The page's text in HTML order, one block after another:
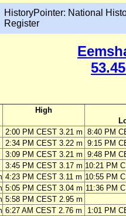
HistoryPointer: National
Register
High
2:00 PM CEST 3.21 m 8:40 PM
2:34 PM CEST 3.22 m 9:15 PM
3:09 PM CEST 3.21 m 9:48 PM
3:45 PM CEST 3.17 m 10:21 PM
4:23 PM CEST 3.11 m 10:55 PM
5:05 PM CEST 3.04 m 11:36 PM
5:58 PM CEST 2.95 m
6:27 AM CEST 2.76 m 1:01 PM